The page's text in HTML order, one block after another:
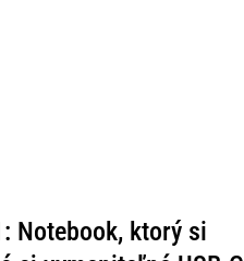
Notebook, ktorý si